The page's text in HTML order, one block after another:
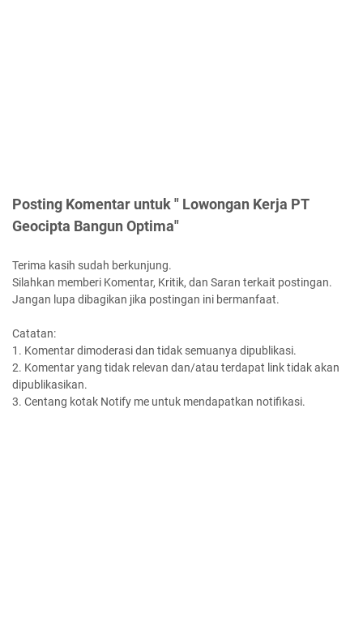
Posting Komentar untuk " Lowongan Kerja PT
Geocipta Bangun Optima"
Terima kasih sudah berkunjung.
Silahkan memberi Komentar, Kritik, dan Saran terkait postingan.
Jangan lupa dibagikan jika postingan ini bermanfaat.
Catatan:
1. Komentar dimoderasi dan tidak semuanya dipublikasi.
2. Komentar yang tidak relevan dan/atau terdapat link tidak akan
dipublikasikan.
3. Centang kotak Notify me untuk mendapatkan notifikasi.